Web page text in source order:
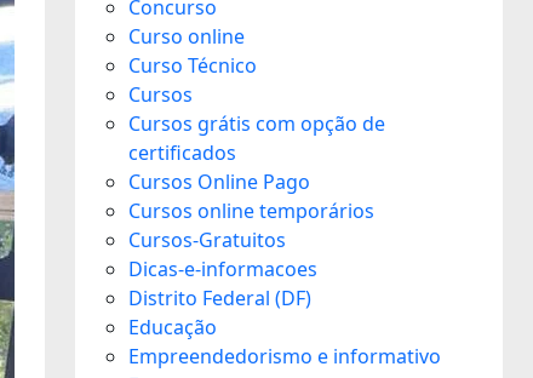
Concurso
Curso online
Curso Técnico
Cursos
Cursos grátis com opção de
certificados
Cursos Online Pago
Cursos online temporários
Cursos-Gratuitos
Dicas-e-informacoes
Distrito Federal (DF)
Educação
Empreendedorismo e informativo